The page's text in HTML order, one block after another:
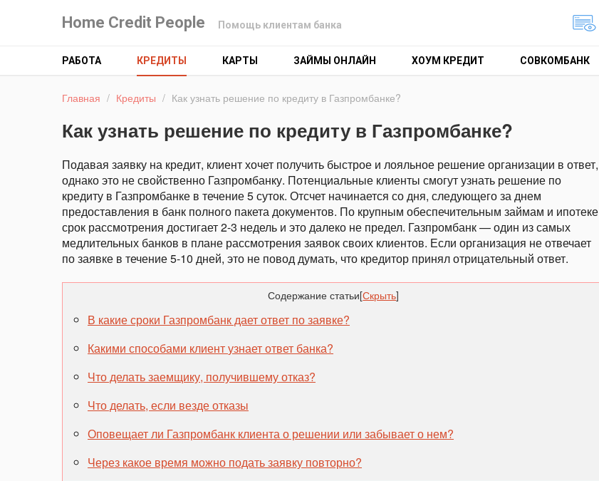
Home Credit People Помощь клиентам банка
РАБОТА КРЕДИТЫ КАРТЫ ЗАЙМЫ ОНЛАЙН ХОУМ КРЕДИТ СОВКОМБАНК
Главная / Кредиты / Как узнать решение по кредиту в Газпромбанке?
Как узнать решение по кредиту в Газпромбанке?
Подавая заявку на кредит, клиент хочет получить быстрое и лояльное решение организации в ответ,
однако это не свойственно Газпромбанку. Потенциальные клиенты смогут узнать решение по
кредиту в Газпромбанке в течение 5 суток. Отсчет начинается со дня, следующего за днем
предоставления в банк полного пакета документов. По крупным обеспечительным займам и ипотеке
срок рассмотрения достигает 2-3 недель и это далеко не предел. Газпромбанк — один из самых
медлительных банков в плане рассмотрения заявок своих клиентов. Если организация не отвечает
по заявке в течение 5-10 дней, это не повод думать, что кредитор принял отрицательный ответ.
Содержание статьи[Скрыть]
В какие сроки Газпромбанк дает ответ по заявке?
Какими способами клиентузнаетответ банка?
Что делать заемщику, получившему отказ?
Что делать, если везде отказы
Оповещает ли Газпромбанк клиента о решении или забывает о нем?
Через какое время можно подать заявку повторно?